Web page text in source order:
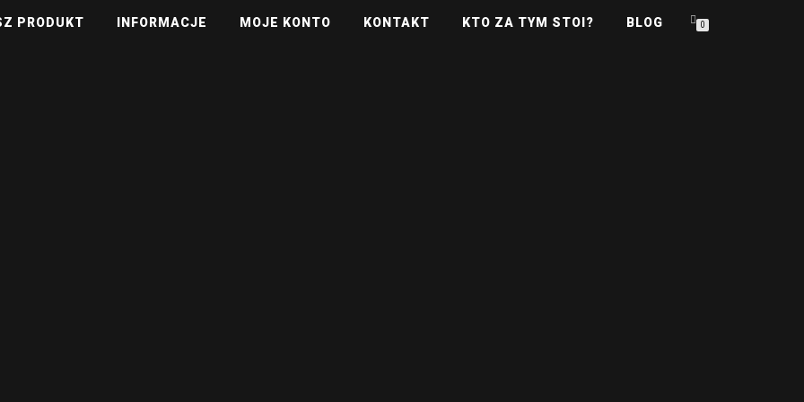
PRODUKT INFORMACJE MOJE KONTO KONTAKT KTO ZA TYM STOI? BLOG 0